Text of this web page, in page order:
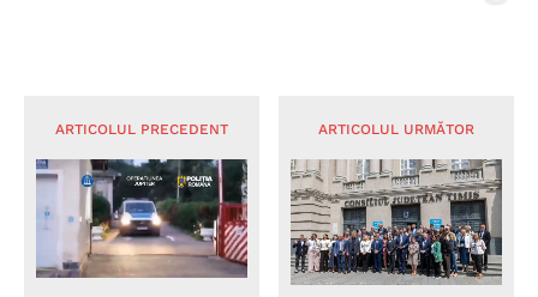
ARTICOLUL PRECEDENT ARTICOLUL URMĂTOR